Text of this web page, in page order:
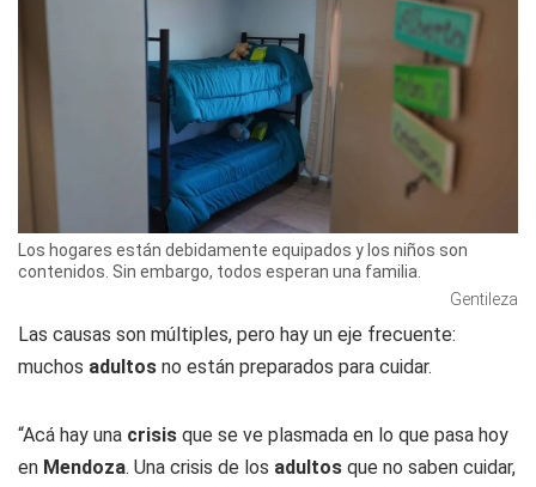
Los hogares están debidamente equipados y los niños son
contenidos. Sin embargo, todos esperan una familia.
Gentileza
Las causas son múltiples, pero hay un eje frecuente:
muchos adultos no están preparados para cuidar.
“Acá hay una crisis que se ve plasmada en lo que pasa hoy
en Mendoza. Una crisis de los adultos que no saben cuidar,